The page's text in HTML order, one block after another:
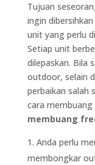
Tujuan
ingin
unit yang perlu
Setiap unit
dilepaskan. Bila
outdoor, selain
perbaikan salah
cara
membuang
Anda perlu
membongkar